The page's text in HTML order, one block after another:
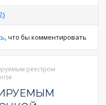
, что бы комментировать
реестром